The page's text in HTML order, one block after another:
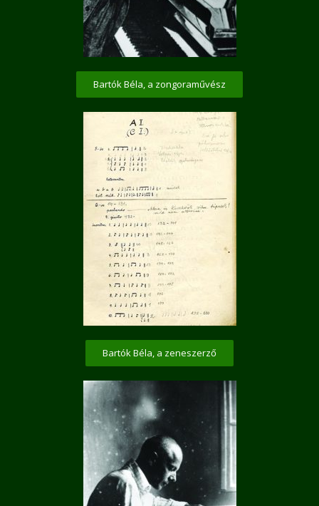
Bartók Béla, a zongoraművész
Bartók Béla, a zeneszerző